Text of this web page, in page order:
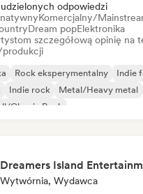
odpowiedzi
Komercjalny/
Dream popElektronika
szczegółową opinię na
produkcji
Rock eksperymentalny
Indie
Indie rock Metal/Heavy metal
Classic Rock
Dreamers Island
Wytwórnia, Wydawca